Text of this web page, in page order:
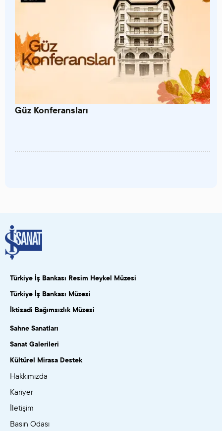
Güz Konferansları
Türkiye İş Bankası Resim Heykel Müzesi
Türkiye İş Bankası Müzesi
İktisadi Bağımsızlık Müzesi
Sahne Sanatları
Sanat Galerileri
Kültürel Mirasa Destek
Hakkımızda
Kariyer
İletişim
Basın Odası